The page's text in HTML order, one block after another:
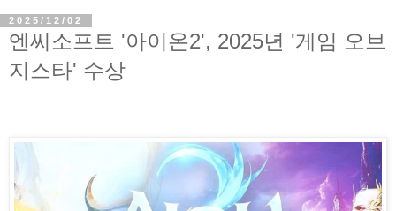
2025/12/02
엔씨소프트 '아이온2', 2025년 '게임 오브
지스타' 수상